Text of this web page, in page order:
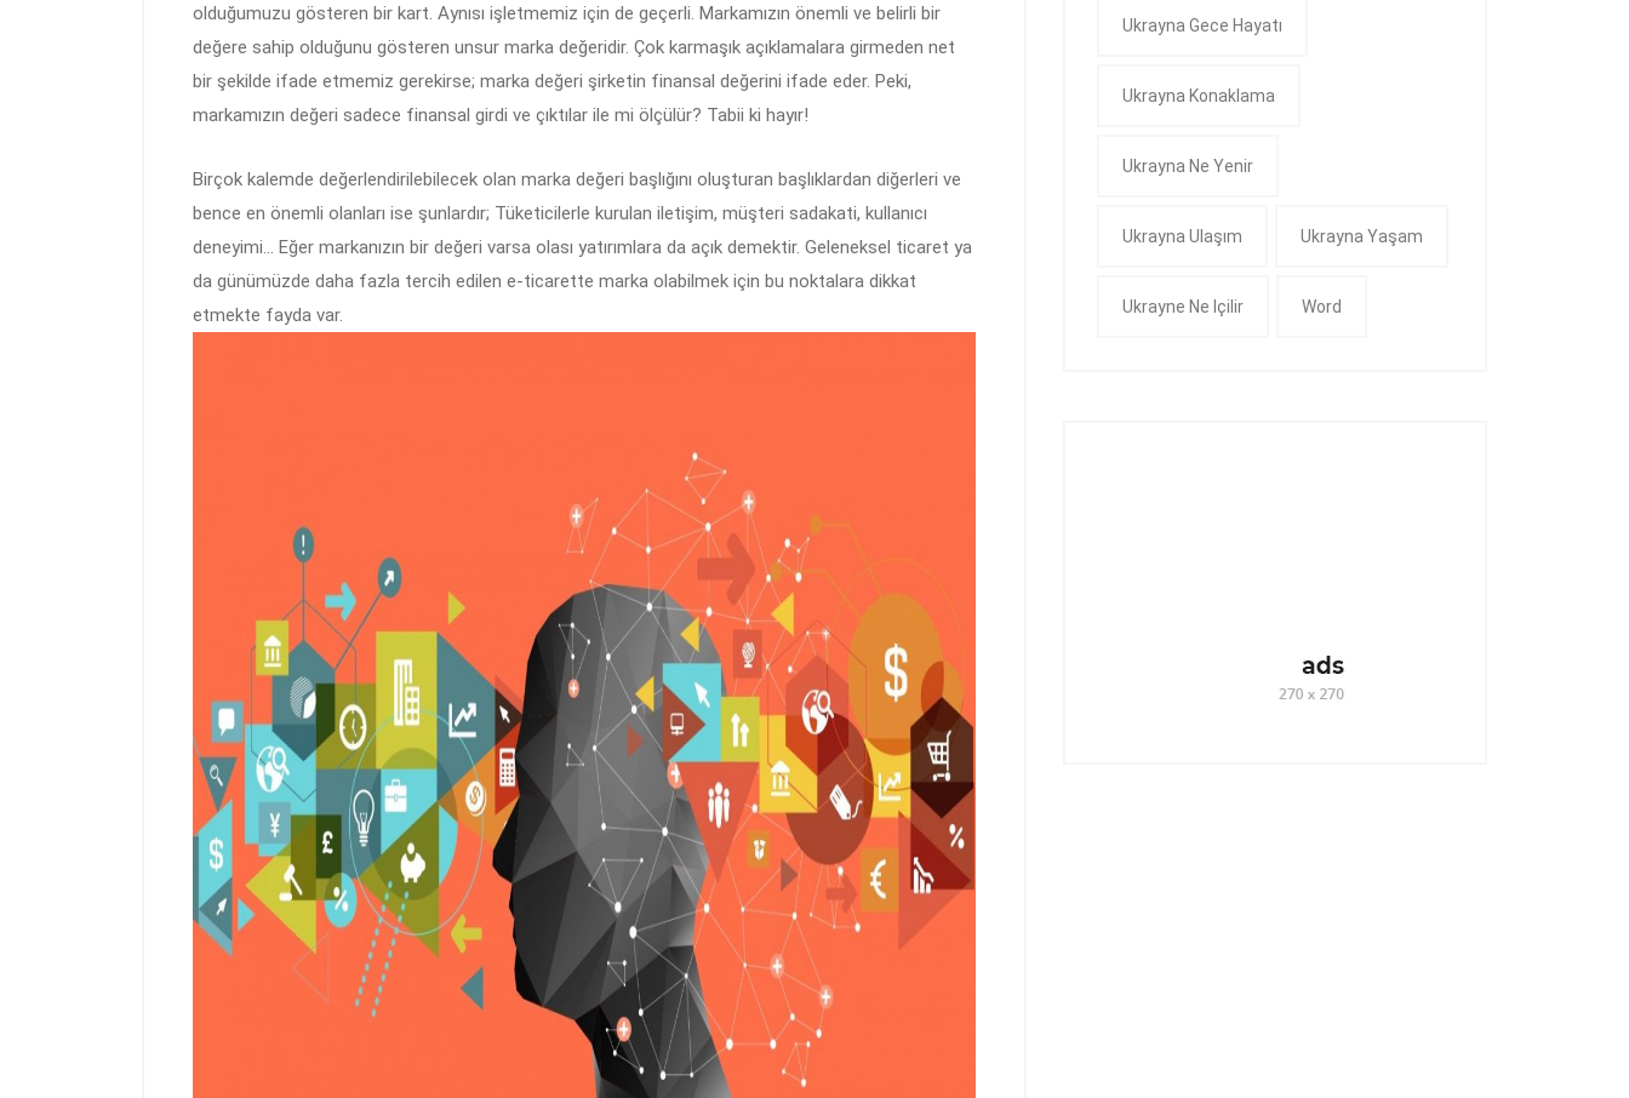
olduğumuzu gösteren bir kart. Aynısı işletmemiz için de geçerli. Markamızın önemli ve belirli bir
değere sahip olduğunu gösteren unsur marka değeridir. Çok karmaşık açıklamalara girmeden net
bir şekilde ifade etmemiz gerekirse; marka değeri şirketin finansal değerini ifade eder. Peki,
markamızın değeri sadece finansal girdi ve çıktılar ile mi ölçülür? Tabii ki hayır!
Birçok kalemde değerlendirilebilecek olan marka değeri başlığını oluşturan başlıklardan diğerleri ve
bence en önemli olanları ise şunlardır; Tüketicilerle kurulan iletişim, müşteri sadakati, kullanıcı
deneyimi… Eğer markanızın bir değeri varsa olası yatırımlara da açık demektir. Geleneksel ticaret ya
da günümüzde daha fazla tercih edilen e-ticarette marka olabilmek için bu noktalara dikkat
etmekte fayda var.
Ukrayna Gece Hayatı
Ukrayna Konaklama
Ukrayna Ne Yenir
Ukrayna Ulaşım Ukrayna Yaşam
Ukrayne Ne Içilir Word